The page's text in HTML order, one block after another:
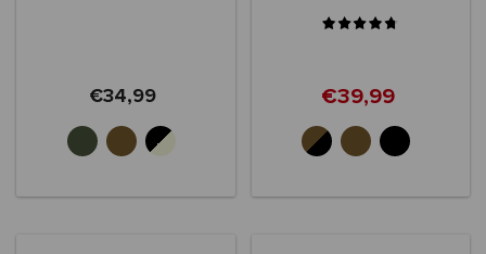
€34,99 €39,99